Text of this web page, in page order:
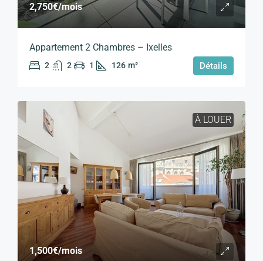
2,750€/mois
Appartement 2 Chambres – Ixelles
2 2 1 126 m² Détails
À LOUER
1,500€/mois